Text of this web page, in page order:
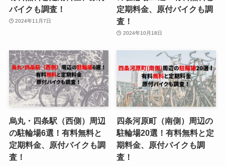
バイクも調査！
2024年11月7日
定期料金、原付バイクも調
査！
2024年10月18日
烏丸・四条駅（西側）周辺
の駐輪場6選！有料無料と
定期料金、原付バイクも調
査！
四条河原町（南側）周辺の
駐輪場20選！有料無料と定
期料金、原付バイクも調
査！